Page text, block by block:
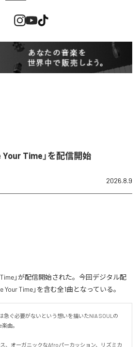
Your Time」を配信開始
2026.8.9
Time」が配信開始された。今回デジタル配
Time」を含む全1曲となっている。
急ぐ必要がないという想いを描いたNIA SOULの
曲。
、オーガニックなAfroパーカッション、リズミカ